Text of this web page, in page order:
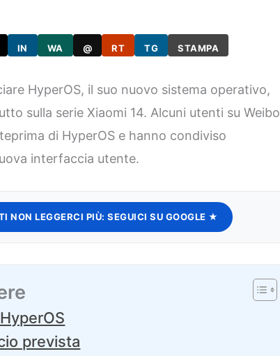
IN WA @ RT TG STAMPA
HyperOS, il suo nuovo sistema operativo,
sulla serie Xiaomi 14. Alcuni utenti su Weibo
di HyperOS e hanno condiviso
interfaccia utente.
NON LEGGERCI PIÙ: SEGUICI SU GOOGLE ★
prevista